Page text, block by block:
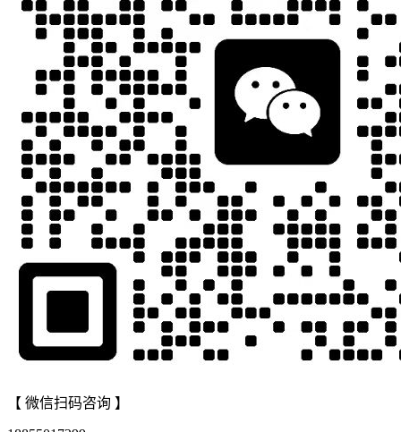
【 微信扫码咨询 】